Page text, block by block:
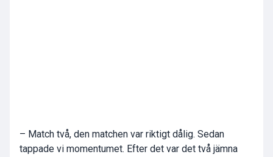
– Match två, den matchen var riktigt dålig. Sedan
tappade vi momentumet. Efter det var det två jämna